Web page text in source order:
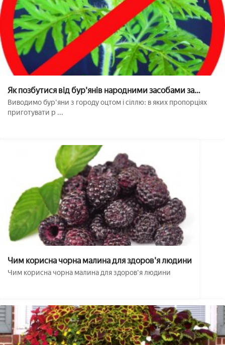
Як позбутися від бур'янів народними засобами за
допомогою оцту
Виводимо бур'яни з городу оцтом і сіллю: в яких пропорціях
приготувати р ...
Чим корисна чорна малина для здоров'я людини
Чим корисна чорна малина для здоров'я людини